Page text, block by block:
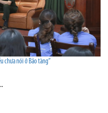
chưa nói ở Bảo tàng”